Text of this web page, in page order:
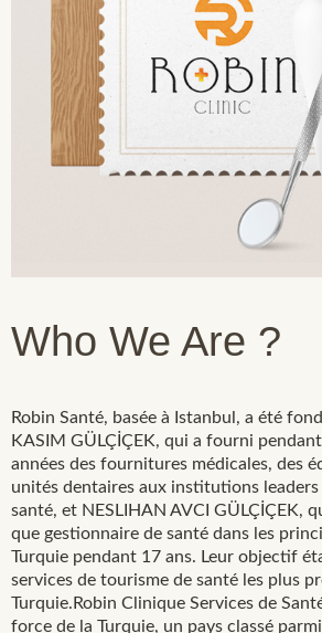
Who We Are ?
Robin Santé, basée à Istanbul, a été
KASIM GÜLÇİÇEK, qui a fourni
années des fournitures médicales, des
unités dentaires aux institutions leaders
santé, et NESLIHAN AVCI GÜLÇİÇEK,
que gestionnaire de santé dans les
Turquie pendant 17 ans. Leur objectif
services de tourisme de santé les plus
Turquie.Robin Clinique Services de
force de la Turquie, un pays classé